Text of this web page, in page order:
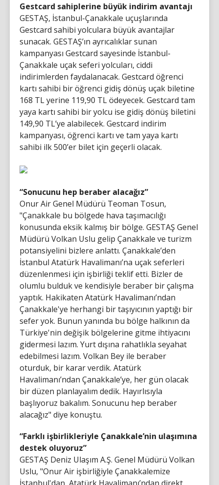
Gestcard sahiplerine büyük indirim avantajı
GESTAŞ, İstanbul-Çanakkale uçuşlarında
Gestcard sahibi yolculara büyük avantajlar
sunacak. GESTAŞ’ın ayrıcalıklar sunan
kampanyası Gestcard sayesinde İstanbul-
Çanakkale uçak seferi yolcuları, ciddi
indirimlerden faydalanacak. Gestcard öğrenci
kartı sahibi bir öğrenci gidiş dönüş uçak biletine
168 TL yerine 119,90 TL ödeyecek. Gestcard tam
yaya kartı sahibi bir yolcu ise gidiş dönüş biletini
149,90 TL’ye alabilecek. Gestcard indirim
kampanyası, öğrenci kartı ve tam yaya kartı
sahibi ilk 500’er bilet için geçerli olacak.
“Sonucunu hep beraber alacağız”
Onur Air Genel Müdürü Teoman Tosun,
"Çanakkale bu bölgede hava taşımacılığı
konusunda eksik kalmış bir bölge. GESTAŞ Genel
Müdürü Volkan Uslu gelip Çanakkale ve turizm
potansiyelini bizlere anlattı. Çanakkale’den
İstanbul Atatürk Havalimanı’na uçak seferleri
düzenlenmesi için işbirliği teklif etti. Bizler de
olumlu bulduk ve kendisiyle beraber bir çalışma
yaptık. Hakikaten Atatürk Havalimanı’ndan
Çanakkale'ye herhangi bir taşıyıcının yaptığı bir
sefer yok. Bunun yanında bu bölge halkının da
Türkiye'nin değişik bölgelerine gitme ihtiyacını
gidermesi lazım. Yurt dışına rahatlıkla seyahat
edebilmesi lazım. Volkan Bey ile beraber
oturduk, bir karar verdik. Atatürk
Havalimanı’ndan Çanakkale’ye, her gün olacak
bir düzen planlayalım dedik. Hayırlısıyla
başlıyoruz bakalım. Sonucunu hep beraber
alacağız" diye konuştu.
“Farklı işbirlikleriyle Çanakkale’nin ulaşımına
destek oluyoruz”
GESTAŞ Deniz Ulaşım A.Ş. Genel Müdürü Volkan
Uslu, "Onur Air işbirliğiyle Çanakkalemize
İstanbul'dan, Atatürk Havalimanı’ndan direkt